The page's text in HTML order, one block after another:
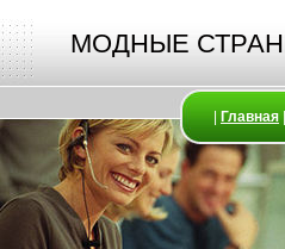
МОДНЫЕ
Главная